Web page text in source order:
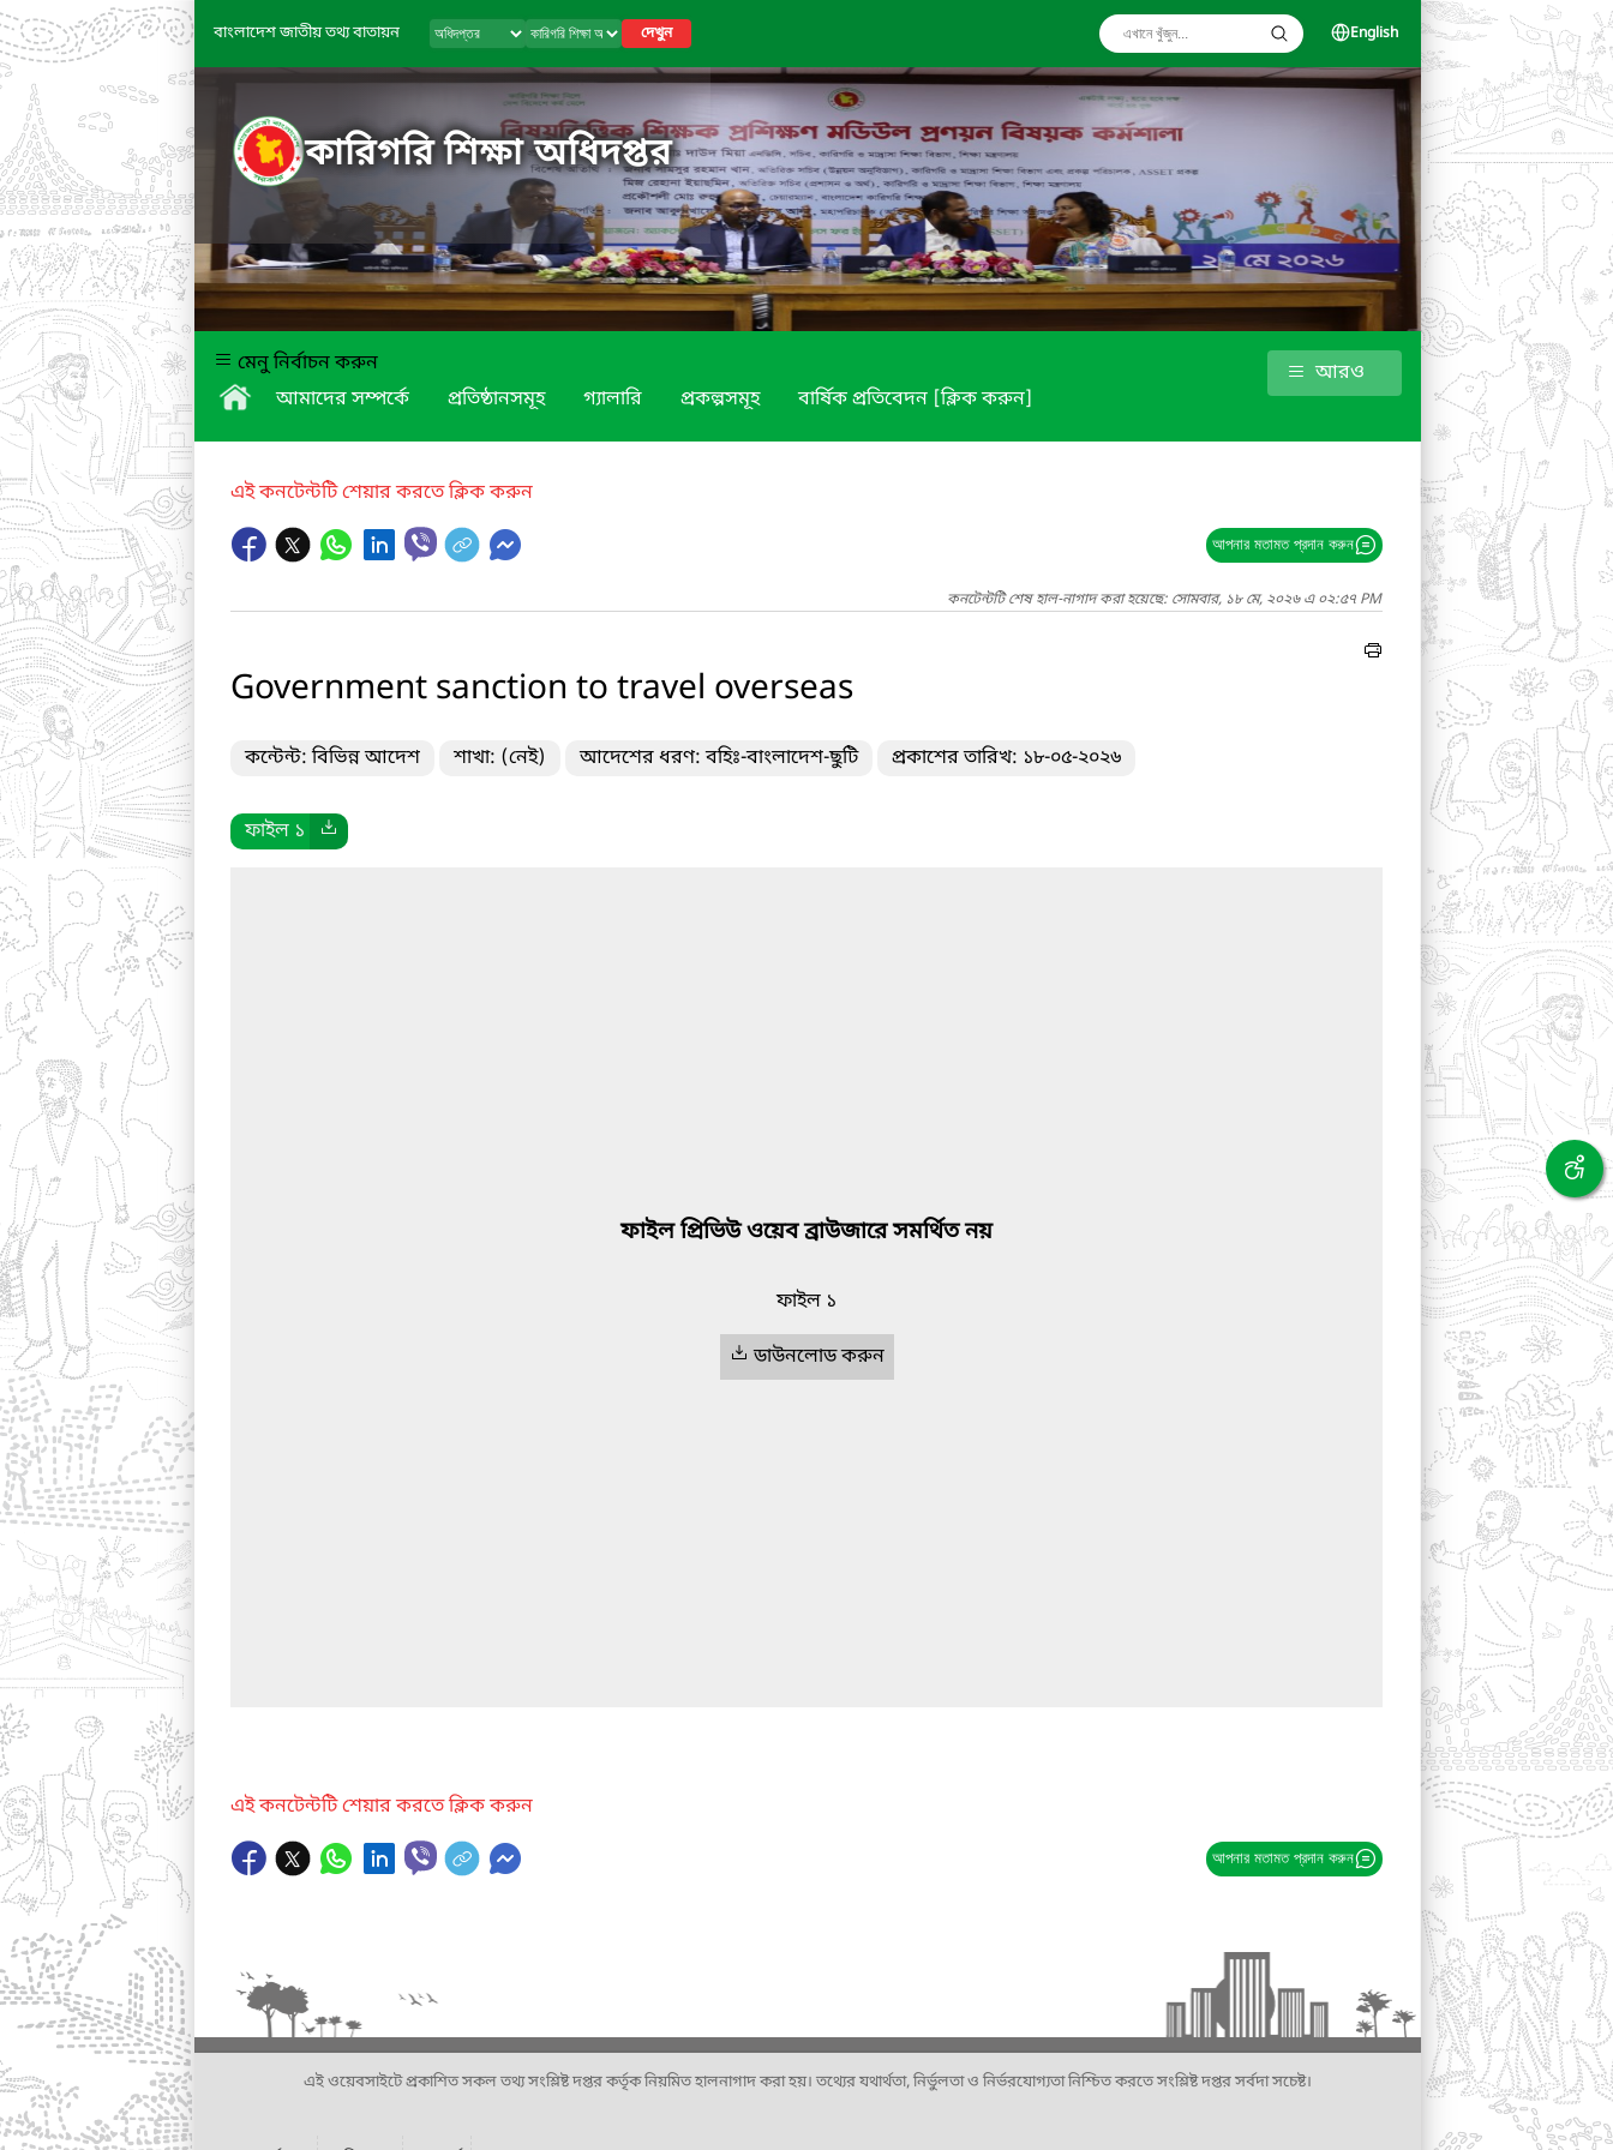
বাংলাদেশ জাতীয় তথ্য বাতায়ন দেখুন English
কারিগরি শিক্ষা অধিদপ্তর
মেনু নির্বাচন করুন
আমাদের সম্পর্কে
প্রতিষ্ঠানসমূহ গ্যালারি প্রকল্পসমূহ বার্ষিক প্রতিবেদন [ক্লিক করুন]
আরও
এই কনটেন্টটি শেয়ার করতে ক্লিক করুন
আপনার মতামত প্রদান করুন
কনটেন্টটি শেষ হাল-নাগাদ করা হয়েছে: সোমবার, ১৮ মে, ২০২৬ এ ০২:৫৭ PM
Government sanction to travel overseas
কন্টেন্ট: বিভিন্ন আদেশ শাখা: (নেই) আদেশের ধরণ: বহিঃ-বাংলাদেশ-ছুটি প্রকাশের তারিখ: ১৮-০৫-২০২৬
ফাইল ১
ফাইল প্রিভিউ ওয়েব ব্রাউজারে সমর্থিত নয়
ফাইল ১
ডাউনলোড করুন
এই কনটেন্টটি শেয়ার করতে ক্লিক করুন
আপনার মতামত প্রদান করুন
এই ওয়েবসাইটে প্রকাশিত সকল তথ্য সংশ্লিষ্ট দপ্তর কর্তৃক নিয়মিত হালনাগাদ করা হয়। তথ্যের যথার্থতা, নির্ভুলতা ও নির্ভরযোগ্যতা নিশ্চিত করতে সংশ্লিষ্ট দপ্তর সর্বদা সচেষ্ট।